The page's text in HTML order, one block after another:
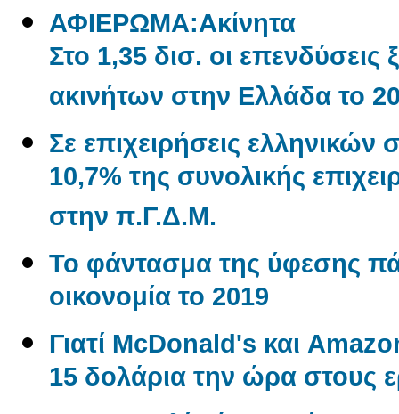
ΑΦΙΕΡΩΜΑ:Aκίνητα
Στο 1,35 δισ. οι
ακινήτων στην Ελλάδα το
Σε επιχειρήσεις
10,7% της συνολικής
στην π.Γ.Δ.Μ.
Το φάντασμα της ύφεσης
οικονομία το 2019
Γιατί McDonald's και
15 δολάρια την ώρα στους